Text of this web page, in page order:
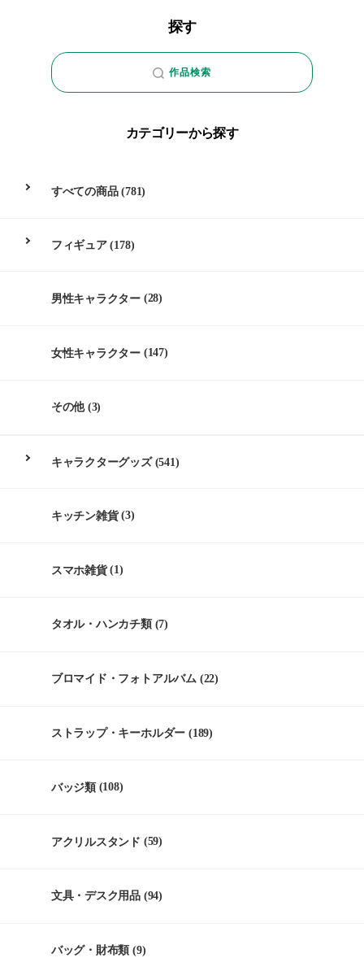
探す
作品検索
カテゴリーから探す
すべての商品(781)
フィギュア(178)
男性キャラクター (28)
女性キャラクター (147)
その他(3)
キャラクターグッズ(541)
キッチン雑貨(3)
スマホ雑貨(1)
タオル・ハンカチ類(7)
ブロマイド・フォトアルバム (22)
ストラップ・キーホルダー (189)
バッジ類(108)
アクリルスタンド (59)
文具・デスク用品 (94)
バッグ・財布類 (9)